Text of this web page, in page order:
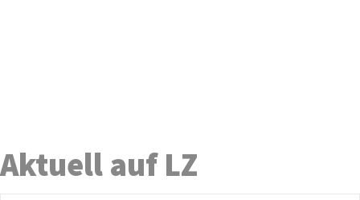
Aktuell auf LZ